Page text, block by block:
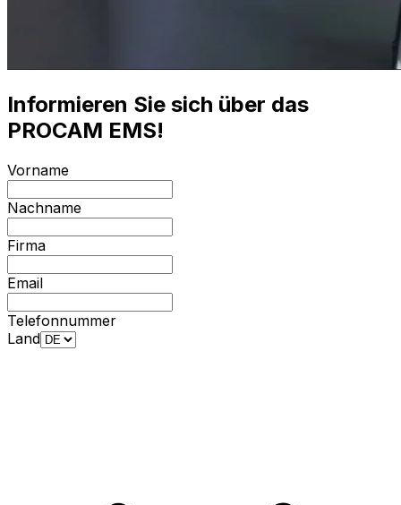
Informieren Sie sich über das
PROCAM EMS!
Vorname
Nachname
Firma
Email
Telefonnummer
Land